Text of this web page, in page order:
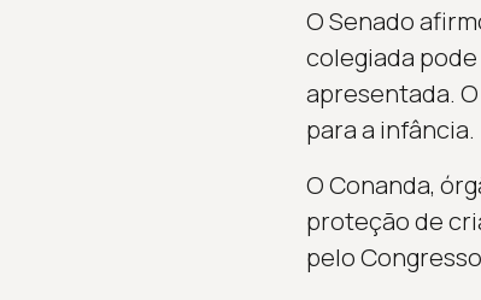
O Senado
colegiada
apresentada.
para a infância.
O Conanda,
proteção de
pelo